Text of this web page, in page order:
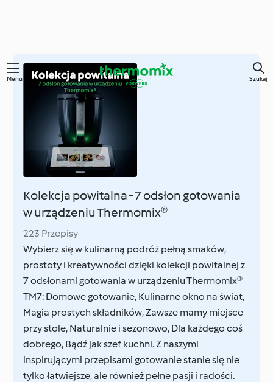
Przejdź
Menu Szukaj
Kolekcja powitalna - 7 odsłon gotowania
w urządzeniu Thermomix®
223 Przepisy
Wybierz się w kulinarną podróż pełną smaków,
prostoty i kreatywności dzięki kolekcji powitalnej z
7 odsłonami gotowania w urządzeniu Thermomix®
TM7: Domowe gotowanie, Kulinarne okno na świat,
Magia prostych składników, Zawsze mamy miejsce
przy stole, Naturalnie i sezonowo, Dla każdego coś
dobrego, Bądź jak szef kuchni. Z naszymi
inspirującymi przepisami gotowanie stanie się nie
tylko łatwiejsze, ale również pełne pasji i radości.